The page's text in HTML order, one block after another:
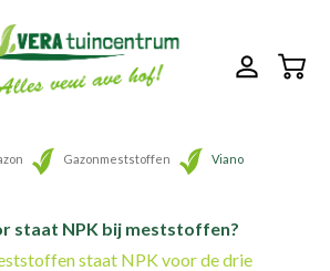
Gazonmeststoffen Viano
staat NPK bij meststoffen?
staat NPK voor de drie